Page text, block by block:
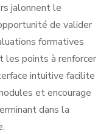
jalonnent le
de valider
formatives
les points à renforcer
intuitive facilite
et encourage
dans la